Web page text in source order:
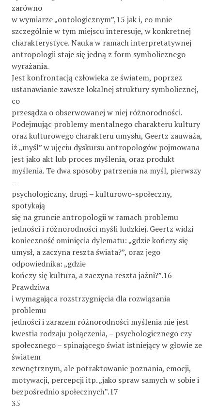
zarówno
w wymiarze „ontologicznym”,15 jak i, co mnie
szczególnie w tym miejscu interesuje, w konkretnej
charakterystyce. Nauka w ramach interpretatywnej
antropologii staje się jedną z form symbolicznego
wyrażania.
Jest konfrontacją człowieka ze światem, poprzez
ustanawianie zawsze lokalnej struktury symbolicznej,
co
przesądza o obserwowanej w niej różnorodności.
Podejmując problemy mentalnego charakteru kultury
oraz kulturowego charakteru umysłu, Geertz zauważa,
iż „myśl” w ujęciu dyskursu antropologów pojmowana
jest jako akt lub proces myślenia, oraz produkt
myślenia. Te dwa sposoby patrzenia na myśl, pierwszy
–
psychologiczny, drugi – kulturowo-społeczny,
spotykają
się na gruncie antropologii w ramach problemu
jedności i różnorodności myśli ludzkiej. Geertz widzi
konieczność ominięcia dylematu: „gdzie kończy się
umysł, a zaczyna reszta świata?”, oraz jego
odpowiednika: „gdzie
kończy się kultura, a zaczyna reszta jaźni?”.16
Prawdziwa
i wymagająca rozstrzygnięcia dla rozwiązania
problemu
jedności i zarazem różnorodności myślenia nie jest
kwestia rodzaju połączenia, – psychologicznego czy
społecznego – spinającego świat istniejący w głowie ze
światem
zewnętrznym, ale potraktowanie poznania, emocji,
motywacji, percepcji itp. „jako spraw samych w sobie i
bezpośrednio społecznych”.17
35